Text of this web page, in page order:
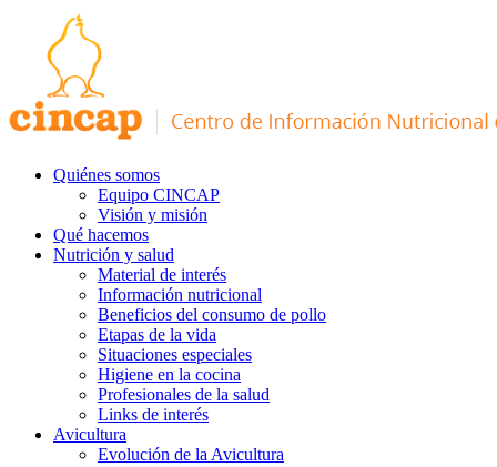
Quiénes somos
Equipo CINCAP
Visión y misión
Qué hacemos
Nutrición y salud
Material de interés
Información nutricional
Beneficios del consumo de pollo
Etapas de la vida
Situaciones especiales
Higiene en la cocina
Profesionales de la salud
Links de interés
Avicultura
Evolución de la Avicultura